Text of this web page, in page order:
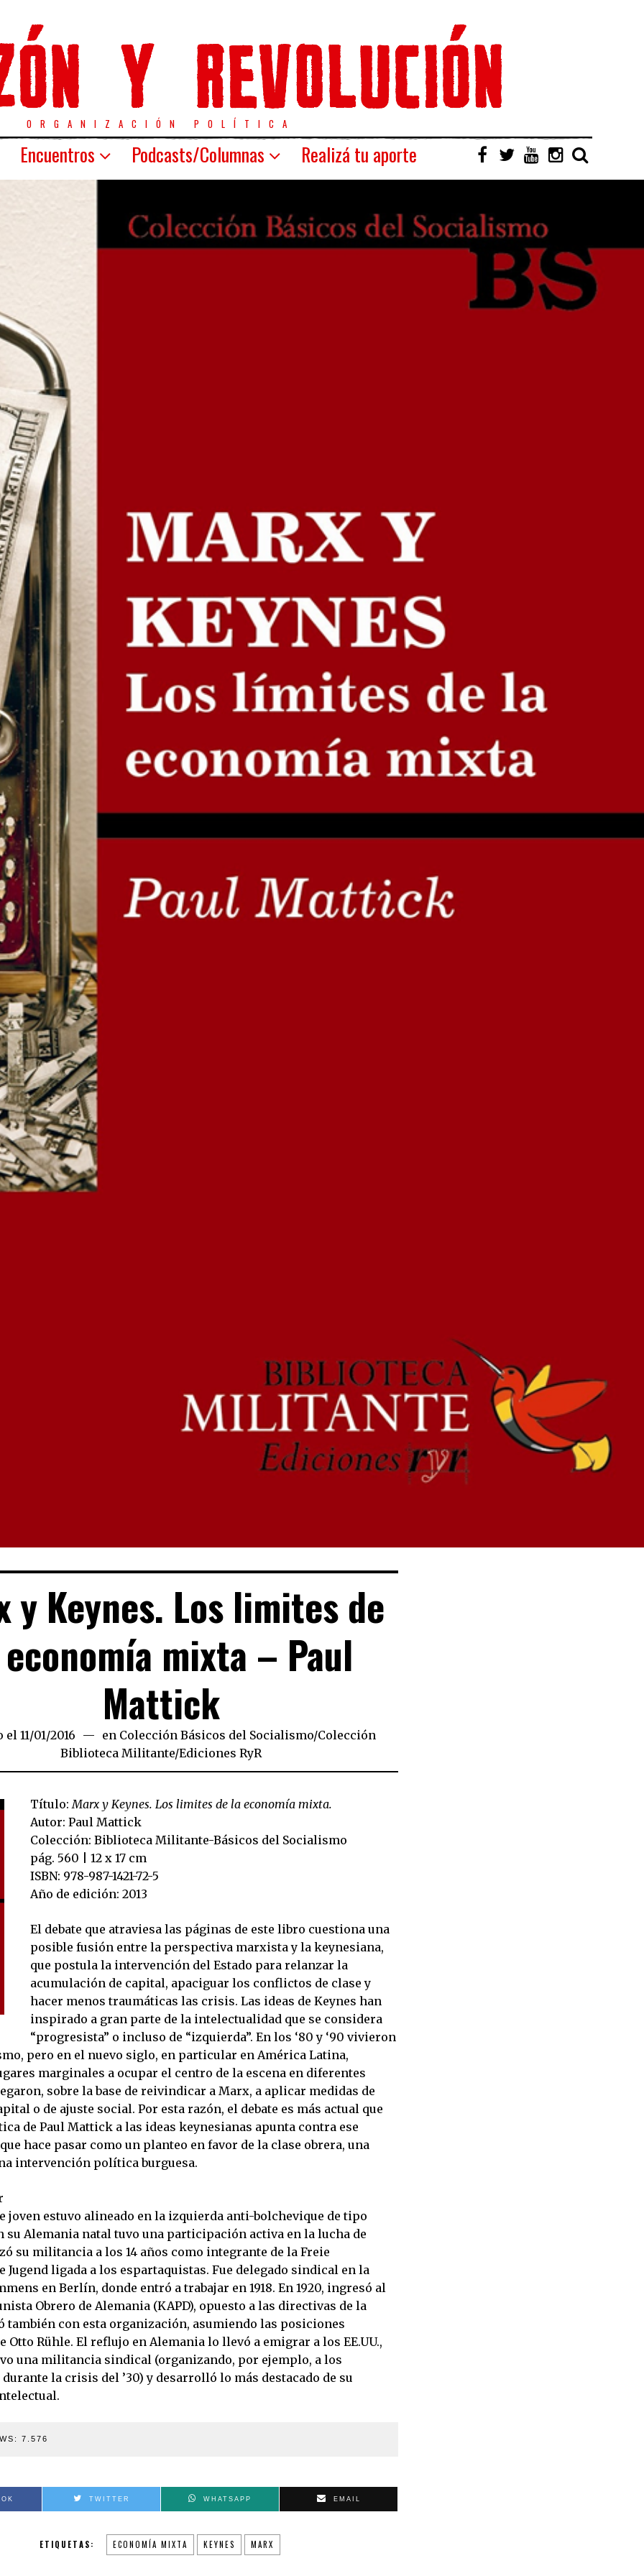
ORGANIZACIÓN POLÍTICA
Encuentros Podcasts/Columnas Realizá tu aporte
y Keynes. Los limites de
mixta – Paul
Mattick
el 11/01/2016 16/11/2019
en Colección Básicos del Socialismo/Colección
Biblioteca Militante/Ediciones RyR
Título: Marx y Keynes. Los limites de la economía mixta.
Autor: Paul Mattick
Colección: Biblioteca Militante-Básicos del Socialismo
pág. 560 | 12 x 17 cm
ISBN: 978-987-1421-72-5
Año de edición: 2013
El debate que atraviesa las páginas de este libro cuestiona una
posible fusión entre la perspectiva marxista y la keynesiana,
que postula la intervención del Estado para relanzar la
acumulación de capital, apaciguar los conflictos de clase y
hacer menos traumáticas las crisis. Las ideas de Keynes han
inspirado a gran parte de la intelectualidad que se considera
“progresista” o incluso de “izquierda”. En los ‘80 y ‘90 vivieron
pero en el nuevo siglo, en particular en América Latina,
marginales a ocupar el centro de la escena en diferentes
sobre la base de reivindicar a Marx, a aplicar medidas de
o de ajuste social. Por esta razón, el debate es más actual que
de Paul Mattick a las ideas keynesianas apunta contra ese
hace pasar como un planteo en favor de la clase obrera, una
intervención política burguesa.
joven estuvo alineado en la izquierda anti-bolchevique de tipo
su Alemania natal tuvo una participación activa en la lucha de
su militancia a los 14 años como integrante de la Freie
Jugend ligada a los espartaquistas. Fue delegado sindical en la
en Berlín, donde entró a trabajar en 1918. En 1920, ingresó al
Obrero de Alemania (KAPD), opuesto a las directivas de la
también con esta organización, asumiendo las posiciones
Otto Rühle. El reflujo en Alemania lo llevó a emigrar a los EE.UU.,
una militancia sindical (organizando, por ejemplo, a los
la crisis del ’30) y desarrolló lo más destacado de su
7.576
TWITTER WHATSAPP EMAIL
ETIQUETAS: ECONOMÍA MIXTA KEYNES MARX